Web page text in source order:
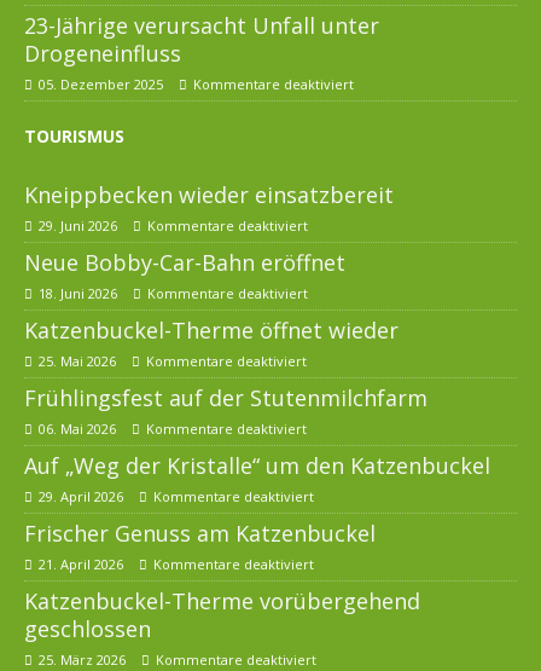
23-Jährige verursacht Unfall unter
Drogeneinfluss
05. Dezember 2025 Kommentare deaktiviert
TOURISMUS
Kneippbecken wieder einsatzbereit
29. Juni 2026 Kommentare deaktiviert
Neue Bobby-Car-Bahn eröffnet
18. Juni 2026 Kommentare deaktiviert
Katzenbuckel-Therme öffnet wieder
25. Mai 2026 Kommentare deaktiviert
Frühlingsfest auf der Stutenmilchfarm
06. Mai 2026 Kommentare deaktiviert
Auf „Weg der Kristalle“ um den Katzenbuckel
29. April 2026 Kommentare deaktiviert
Frischer Genuss am Katzenbuckel
21. April 2026 Kommentare deaktiviert
Katzenbuckel-Therme vorübergehend
geschlossen
25. März 2026 Kommentare deaktiviert